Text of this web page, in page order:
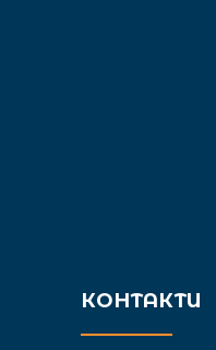
КОНТАКТИ